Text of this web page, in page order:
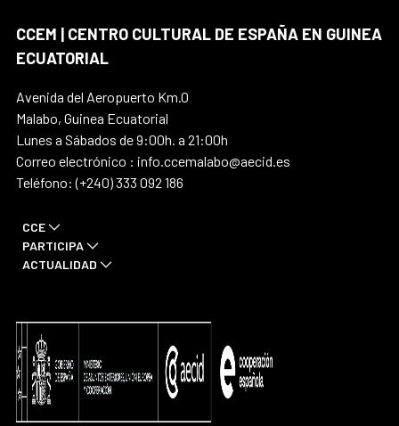
CCEM | CENTRO CULTURAL DE ESPAÑA EN GUINEA
ECUATORIAL
Avenida del Aeropuerto Km.0
Malabo, Guinea Ecuatorial
Lunes a Sábados de 9:00h. a 21:00h
Correo electrónico : info.ccemalabo@aecid.es
Teléfono: (+240) 333 092 186
CCE
PARTICIPA
ACTUALIDAD